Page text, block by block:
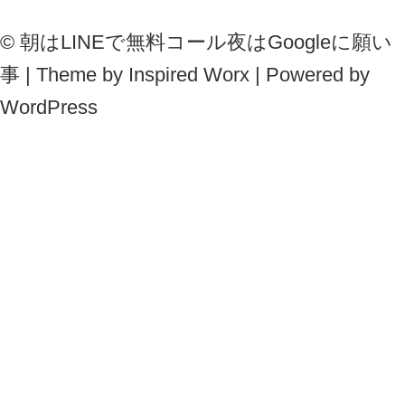
© 朝はLINEで無料コール夜はGoogleに願い
事 | Theme by Inspired Worx | Powered by
WordPress